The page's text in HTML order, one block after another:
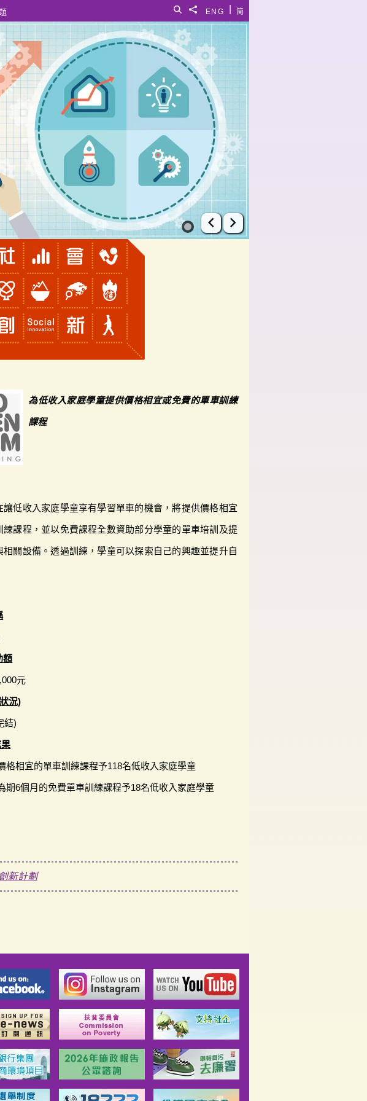
简
ENG
分享給
搜尋
上一張幻燈片
下一張幻燈片
為低收入家庭學童提供價格相宜或免費的單車訓練
課程
讓低收入家庭學童享有學習單車的機會，將提供價格相宜
練課程，並以免費課程全數資助部分學童的單車培訓及提
相關設備。透過訓練，學童可以探索自己的興趣並提升自
額
元
況)
結)
格相宜的單車訓練課程予118名低收入家庭學童
期6個月的免費單車訓練課程予18名低收入家庭學童
新計劃